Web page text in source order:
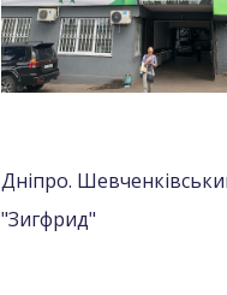
Дніпро.
"Зигфрид"